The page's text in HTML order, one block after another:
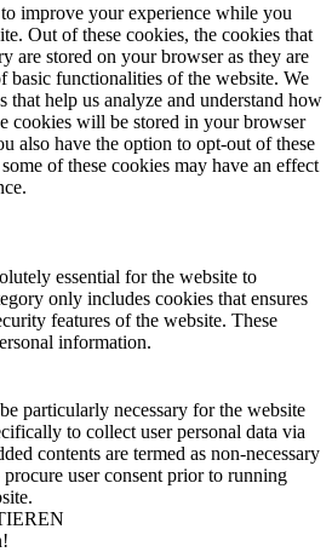
improve your experience while you
Out of these cookies, the cookies that
are stored on your browser as they are
basic functionalities of the website. We
that help us analyze and understand how
cookies will be stored in your browser
also have the option to opt-out of these
of these cookies may have an effect
essential for the website to
only includes cookies that ensures
features of the website. These
information.
particularly necessary for the website
to collect user personal data via
contents are termed as non-necessary
user consent prior to running